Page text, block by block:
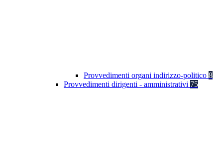
Provvedimenti organi indirizzo-politico 8
Provvedimenti dirigenti - amministrativi 75